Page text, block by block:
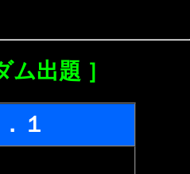
ム出題 ］
１